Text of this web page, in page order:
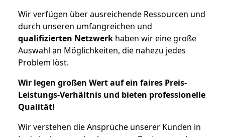
Wir verfügen über ausreichende Ressourcen und
durch unseren umfangreichen und
qualifizierten Netzwerk haben wir eine große
Auswahl an Möglichkeiten, die nahezu jedes
Problem löst.
Wir legen großen Wert auf ein faires Preis-
Leistungs-Verhältnis und bieten professionelle
Qualität!
Wir verstehen die Ansprüche unserer Kunden in